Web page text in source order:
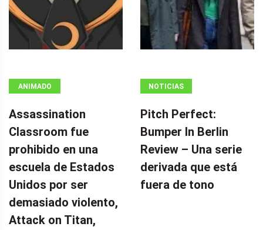
ANIMADO
Assassination
Classroom fue
prohibido en una
escuela de Estados
Unidos por ser
demasiado violento,
Attack on Titan,
NOTICIAS
Pitch Perfect:
Bumper In Berlin
Review – Una serie
derivada que está
fuera de tono